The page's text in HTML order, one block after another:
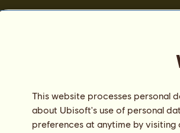
This website processes personal
about Ubisoft's use of personal
preferences at anytime by